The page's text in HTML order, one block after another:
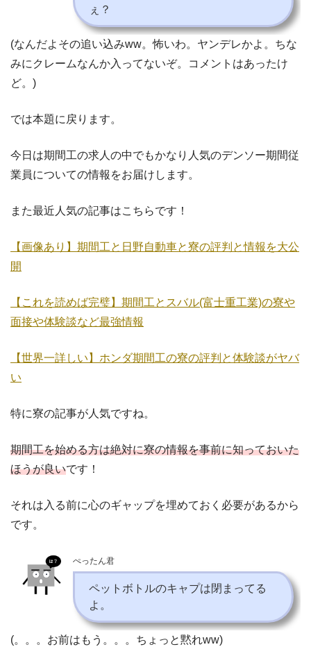
ぇ？
(なんだよその追い込みww。怖いわ。ヤンデレかよ。ちな
みにクレームなんか入ってないぞ。コメントはあったけ
ど。)
では本題に戻ります。
今日は期間工の求人の中でもかなり人気のデンソー期間従
業員についての情報をお届けします。
また最近人気の記事はこちらです！
【画像あり】期間工と日野自動車と寮の評判と情報を大公
開
【これを読めば完璧】期間工とスバル(富士重工業)の寮や
面接や体験談など最強情報
【世界一詳しい】ホンダ期間工の寮の評判と体験談がヤバ
い
特に寮の記事が人気ですね。
期間工を始める方は絶対に寮の情報を事前に知っておいた
ほうが良いです！
それは入る前に心のギャップを埋めておく必要があるから
です。
ぺったん君
ペットボトルのキャプは閉まってる
よ。
(。。。お前はもう。。。ちょっと黙れww)